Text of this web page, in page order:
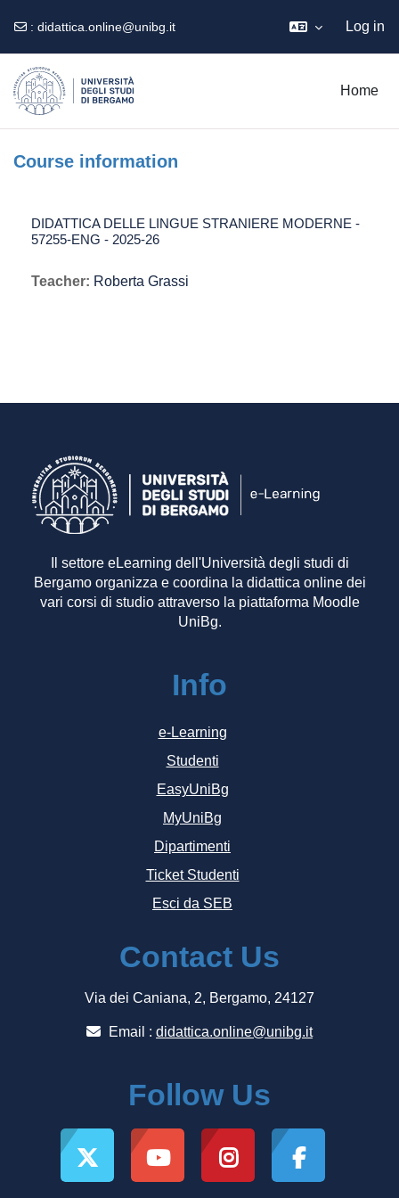
: didattica.online@unibg.it Log in
Home
Course information
DIDATTICA DELLE LINGUE STRANIERE MODERNE -
57255-ENG - 2025-26
Teacher: Roberta Grassi
Il settore eLearning dell'Università degli studi di
Bergamo organizza e coordina la didattica online dei
vari corsi di studio attraverso la piattaforma Moodle
UniBg.
Info
e-Learning
Studenti
EasyUniBg
MyUniBg
Dipartimenti
Ticket Studenti
Esci da SEB
Contact Us
Via dei Caniana, 2, Bergamo, 24127
Email : didattica.online@unibg.it
Follow Us